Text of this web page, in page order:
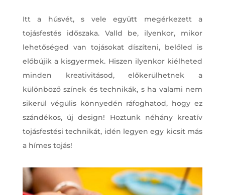
Itt a húsvét, s vele együtt megérkezett a
tojásfestés időszaka. Valld be, ilyenkor, mikor
lehetőséged van tojásokat díszíteni, belőled is
előbújik a kisgyermek. Hiszen ilyenkor kiélheted
minden kreativitásod, előkerülhetnek a
különböző színek és technikák, s ha valami nem
sikerül végülis könnyedén ráfoghatod, hogy ez
szándékos, új design! Hoztunk néhány kreatív
tojásfestési technikát, idén legyen egy kicsit más
a hímes tojás!